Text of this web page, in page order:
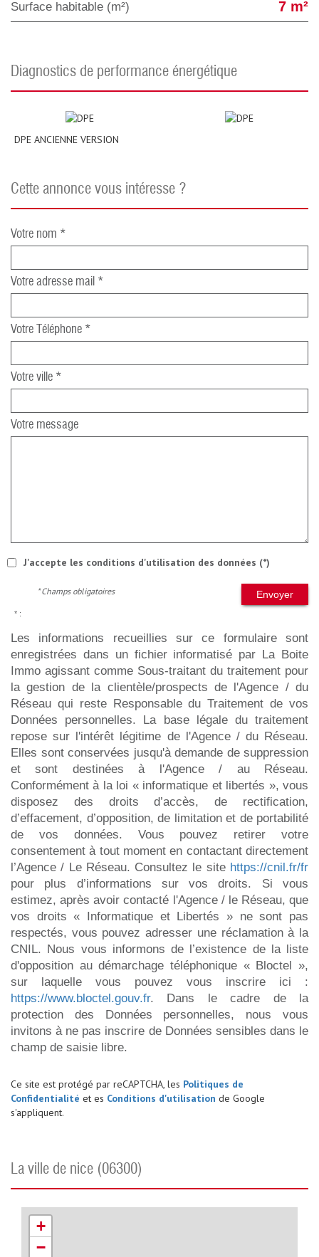
Surface habitable (m²) 7 m²
diagnostics de performance énergétique
DPE ANCIENNE VERSION
cette annonce vous intéresse ?
Votre nom *
Votre adresse mail *
Votre Téléphone *
Votre ville *
Votre message
J'accepte les conditions d'utilisation des données (*)
Envoyer
* Champs obligatoires
* :
Les informations recueillies sur ce formulaire sont
enregistrées dans un fichier informatisé par La Boite
Immo agissant comme Sous-traitant du traitement pour
la gestion de la clientèle/prospects de l'Agence / du
Réseau qui reste Responsable du Traitement de vos
Données personnelles. La base légale du traitement
repose sur l'intérêt légitime de l'Agence / du Réseau.
Elles sont conservées jusqu'à demande de suppression
et sont destinées à l'Agence / au Réseau.
Conformément à la loi « informatique et libertés », vous
disposez des droits d’accès, de rectification,
d’effacement, d’opposition, de limitation et de portabilité
de vos données. Vous pouvez retirer votre
consentement à tout moment en contactant directement
l’Agence / Le Réseau. Consultez le site https://cnil.fr/fr
pour plus d’informations sur vos droits. Si vous
estimez, après avoir contacté l'Agence / le Réseau, que
vos droits « Informatique et Libertés » ne sont pas
respectés, vous pouvez adresser une réclamation à la
CNIL. Nous vous informons de l’existence de la liste
d'opposition au démarchage téléphonique « Bloctel »,
sur laquelle vous pouvez vous inscrire ici :
https://www.bloctel.gouv.fr. Dans le cadre de la
protection des Données personnelles, nous vous
invitons à ne pas inscrire de Données sensibles dans le
champ de saisie libre.
Ce site est protégé par reCAPTCHA, les Politiques de
Confidentialité et es Conditions d'utilisation de Google
s'appliquent.
la ville de nice (06300)
+
−